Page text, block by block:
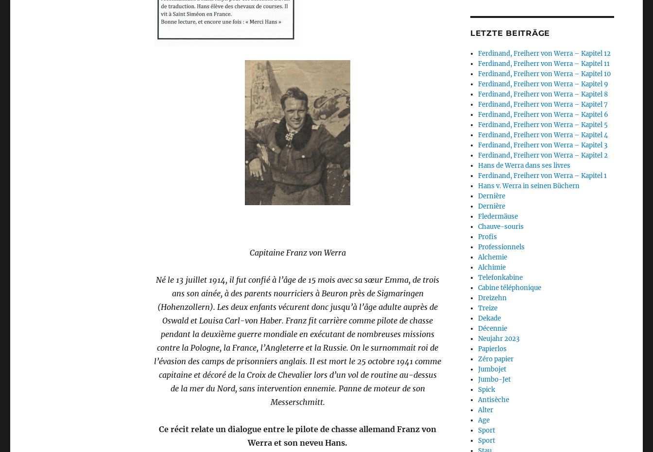
Capitaine Franz von Werra
Né le 13 juillet 1914, il fut confié à l’âge de 15 mois avec sa sœur Emma, de trois
ans son ainée, à des parents nourriciers à Beuron près de Sigmaringen
(Hohenzollern). Les deux enfants vécurent donc jusqu’à l’âge adulte auprès de
Oswald et Louisa Carl-von Haber. Franz fit carrière comme pilote de chasse
pendant la deuxième guerre mondiale en exécutant de nombreuses missions
contre la Pologne, la France, l’Angleterre et la Russie. On le surnommait roi de
l’évasion des camps de prisonniers anglais. Il est mort le 25 octobre 1941 comme
capitaine et décoré de la Croix de Chevalier lors d’un vol de routine au-dessus
de la mer du Nord, sans intervention ennemie. Panne de moteur de son
Messerschmitt.
Ce récit relate un dialogue entre le pilote de chasse allemand Franz von
Werra et son neveu Hans.
LETZTE BEITRÄGE
Ferdinand, Freiherr von Werra – Kapitel 12
Ferdinand, Freiherr von Werra – Kapitel 11
Ferdinand, Freiherr von Werra – Kapitel 10
Ferdinand, Freiherr von Werra – Kapitel 9
Ferdinand, Freiherr von Werra – Kapitel 8
Ferdinand, Freiherr von Werra – Kapitel 7
Ferdinand, Freiherr von Werra – Kapitel 6
Ferdinand, Freiherr von Werra – Kapitel 5
Ferdinand, Freiherr von Werra – Kapitel 4
Ferdinand, Freiherr von Werra – Kapitel 3
Ferdinand, Freiherr von Werra – Kapitel 2
Hans de Werra dans ses livres
Ferdinand, Freiherr von Werra – Kapitel 1
Hans v. Werra in seinen Büchern
Dernière
Dernière
Fledermäuse
Chauve-souris
Profis
Professionnels
Alchemie
Alchimie
Telefonkabine
Cabine téléphonique
Dreizehn
Treize
Dekade
Décennie
Neujahr 2023
Papierlos
Zéro papier
Jumbojet
Jumbo-Jet
Spick
Antisèche
Alter
Age
Sport
Sport